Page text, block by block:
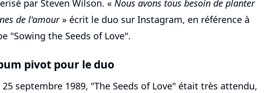
par Steven Wilson. « Nous avons tous besoin de planter
de l'amour» écrit le duo sur Instagram, en référence à
"Sowing the Seeds of Love".
pivot pour le duo
septembre 1989, "The Seeds of Love" était très attendu,